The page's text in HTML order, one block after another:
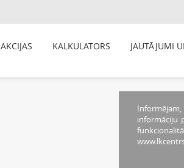
AKCIJAS KALKULATORS JAUTĀJUMI
informāciju